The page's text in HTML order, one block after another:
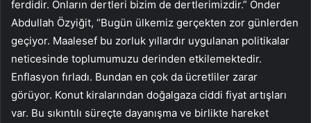
ferdidir. Onların dertleri bizim de dertlerimizdir.” Önder
Abdullah Özyiğit, “Bugün ülkemiz gerçekten zor günlerden
geçiyor. Maalesef bu zorluk yıllardır uygulanan politikalar
neticesinde toplumumuzu derinden etkilemektedir.
Enflasyon fırladı. Bundan en çok da ücretliler zarar
görüyor. Konut kiralarından doğalgaza ciddi fiyat artışları
var. Bu sıkıntılı süreçte dayanışma ve birlikte hareket